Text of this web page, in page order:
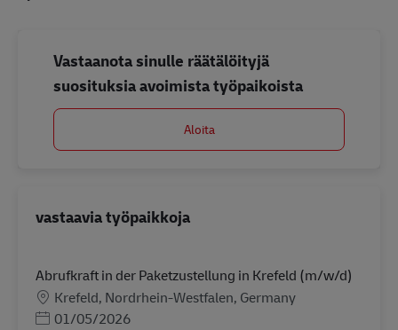
Vastaanota sinulle räätälöityjä
suosituksia avoimista työpaikoista
Aloita
vastaavia työpaikkoja
Abrufkraft in der Paketzustellung in Krefeld (m/w/d)
SijaintiKrefeld, Nordrhein-Westfalen, Germany
Posted Date
01/05/2026